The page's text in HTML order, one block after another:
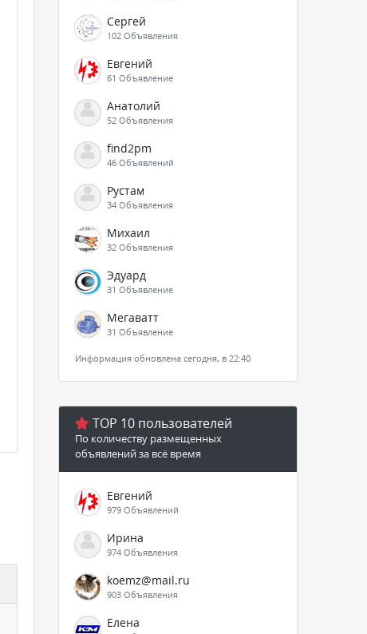
Сергей
102 Объявления
Евгений
61 Объявление
Анатолий
52 Объявления
find2pm
46 Объявлений
Рустам
34 Объявления
Михаил
32 Объявления
Эдуард
31 Объявление
Мегаватт
31 Объявление
Информация обновлена сегодня, в 22:40
TOP 10 пользователей
По количеству размещенных
объявлений за всё время
Евгений
979 Объявлений
Ирина
974 Объявления
koemz@mail.ru
903 Объявления
Елена